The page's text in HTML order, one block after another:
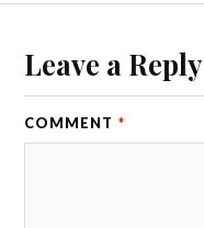
Leave a Reply
COMMENT *